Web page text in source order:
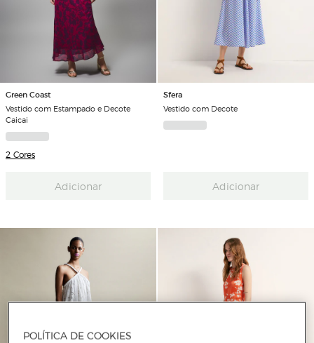
Green Coast
Vestido com Estampado e Decote
Caicai
2 Cores
Adicionar
Sfera
Vestido com Decote
Adicionar
POLÍTICA DE COOKIES